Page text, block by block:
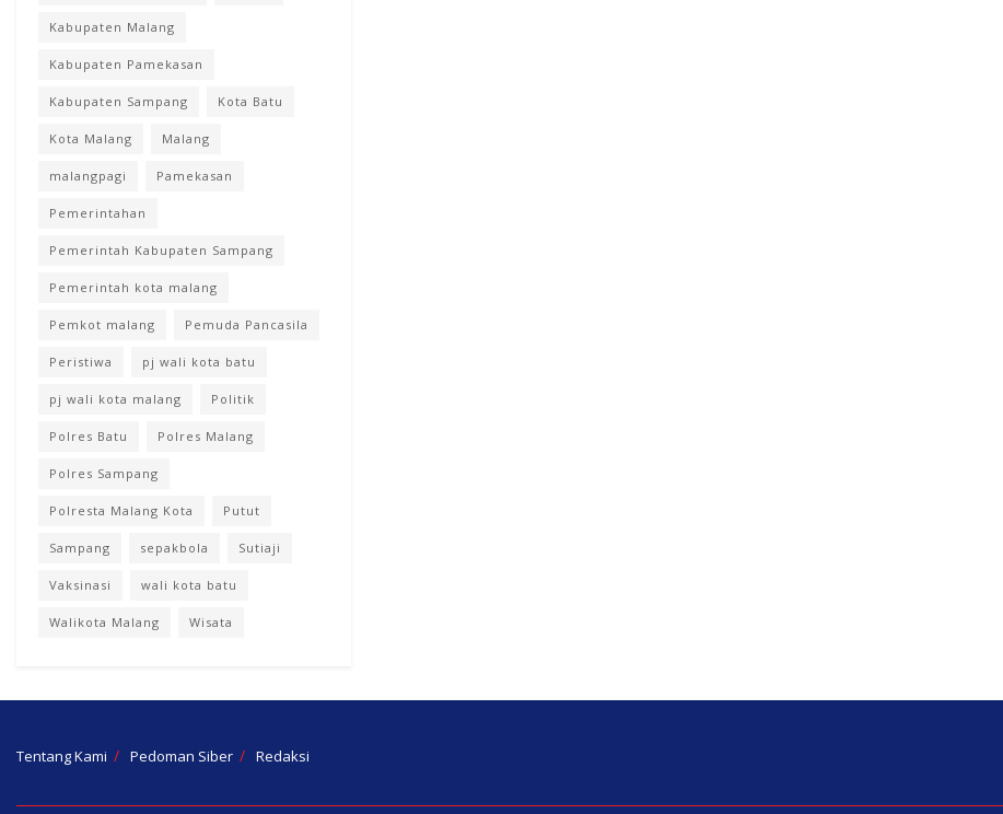
Kabupaten Malang
Kabupaten Pamekasan
Kabupaten Sampang Kota Batu
Kota Malang Malang
malangpagi Pamekasan
Pemerintahan
Pemerintah Kabupaten Sampang
Pemerintah kota malang
Pemkot malang Pemuda Pancasila
Peristiwa pj wali kota batu
pj wali kota malang Politik
Polres Batu Polres Malang
Polres Sampang
Polresta Malang Kota Putut
Sampang sepakbola Sutiaji
Vaksinasi wali kota batu
Walikota Malang Wisata
Tentang Kami Pedoman Siber Redaksi